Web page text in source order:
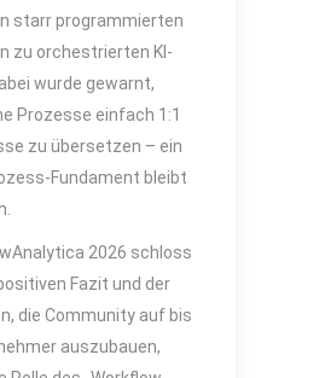
starr programmierten
zu orchestrierten KI-
wurde gewarnt,
Prozesse einfach 1:1
zu übersetzen – ein
Fundament bleibt
2026 schloss
Fazit und der
die Community auf bis
auszubauen,